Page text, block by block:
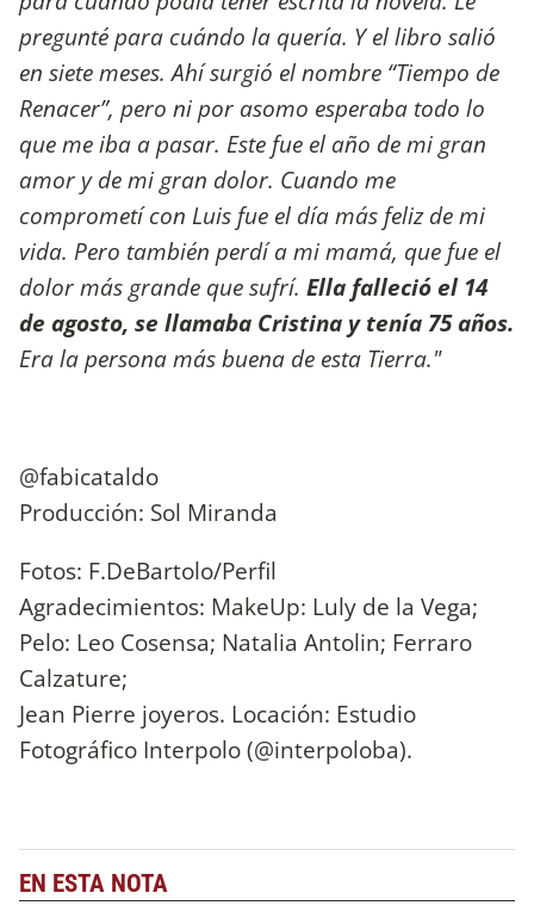
pregunté para cuándo la quería. Y el libro salió
en siete meses. Ahí surgió el nombre “Tiempo de
Renacer”, pero ni por asomo esperaba todo lo
que me iba a pasar. Este fue el año de mi gran
amor y de mi gran dolor. Cuando me
comprometí con Luis fue el día más feliz de mi
vida. Pero también perdí a mi mamá, que fue el
dolor más grande que sufrí. Ella falleció el 14
de agosto, se llamaba Cristina y tenía 75 años.
Era la persona más buena de esta Tierra."
@fabicataldo
Producción: Sol Miranda
Fotos: F.DeBartolo/Perfil
Agradecimientos: MakeUp: Luly de la Vega;
Pelo: Leo Cosensa; Natalia Antolin; Ferraro
Calzature;
Jean Pierre joyeros. Locación: Estudio
Fotográfico Interpolo (@interpoloba).
EN ESTA NOTA